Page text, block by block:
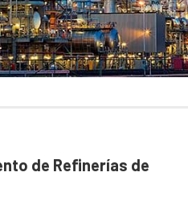
de Refinerías de